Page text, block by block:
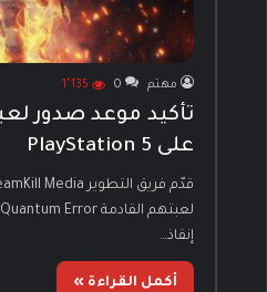
مهتم 0 1٬135
على PlayStation 5
إنقاذ…
أكمل القراءة »